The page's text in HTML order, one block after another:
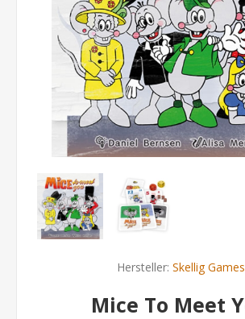
Hersteller: Skellig Games
Mice To Meet